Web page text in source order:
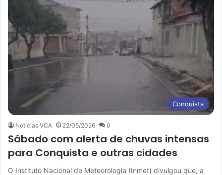
Conquista
Notícias VCA 22/05/2026 0
Sábado com alerta de chuvas intensas
para Conquista e outras cidades
O Instituto Nacional de Meteorologia (Inmet) divulgou que, a